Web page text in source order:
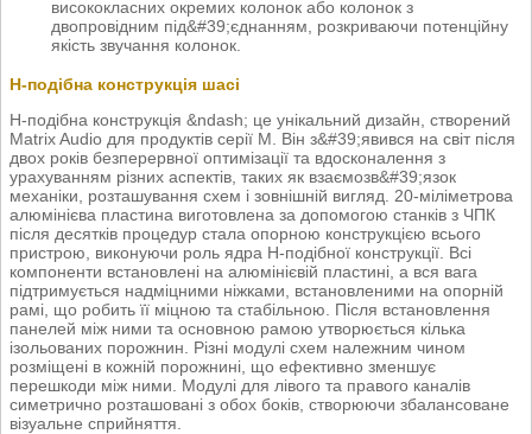
висококласних окремих колонок або колонок з
двопровідним під&#39;єднанням, розкриваючи потенційну
якість звучання колонок.
H-подібна конструкція шасі
Н-подібна конструкція &ndash; це унікальний дизайн, створений
Matrix Audio для продуктів серії M. Він з&#39;явився на світ після
двох років безперервної оптимізації та вдосконалення з
урахуванням різних аспектів, таких як взаємозв&#39;язок
механіки, розташування схем і зовнішній вигляд. 20-міліметрова
алюмінієва пластина виготовлена за допомогою станків з ЧПК
після десятків процедур стала опорною конструкцією всього
пристрою, виконуючи роль ядра Н-подібної конструкції. Всі
компоненти встановлені на алюмінієвій пластині, а вся вага
підтримується надміцними ніжками, встановленими на опорній
рамі, що робить її міцною та стабільною. Після встановлення
панелей між ними та основною рамою утворюється кілька
ізольованих порожнин. Різні модулі схем належним чином
розміщені в кожній порожнині, що ефективно зменшує
перешкоди між ними. Модулі для лівого та правого каналів
симетрично розташовані з обох боків, створюючи збалансоване
візуальне сприйняття.